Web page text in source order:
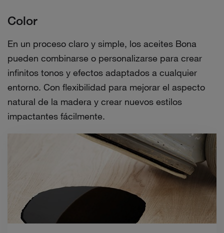
Color
En un proceso claro y simple, los aceites Bona
pueden combinarse o personalizarse para crear
infinitos tonos y efectos adaptados a cualquier
entorno. Con flexibilidad para mejorar el aspecto
natural de la madera y crear nuevos estilos
impactantes fácilmente.